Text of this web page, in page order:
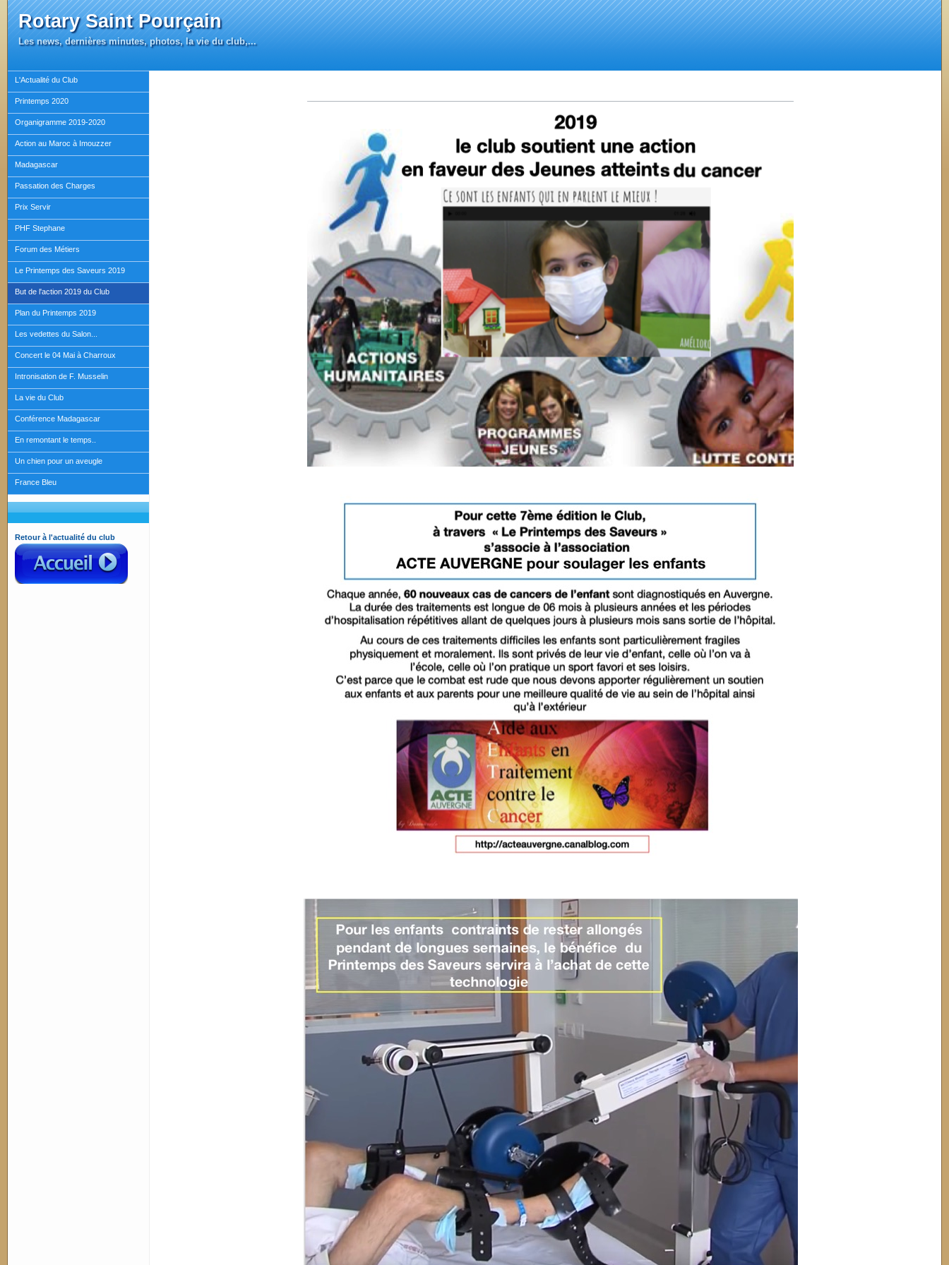
Rotary Saint Pourçain
Les news, dernières minutes, photos, la vie du club,...
L'Actualité du Club
Printemps 2020
Organigramme 2019-2020
Action au Maroc à Imouzzer
Madagascar
Passation des Charges
Prix Servir
PHF Stephane
Forum des Métiers
Le Printemps des Saveurs 2019
But de l'action 2019 du Club
Plan du Printemps 2019
Les vedettes du Salon...
Concert le 04 Mai à Charroux
Intronisation de F. Musselin
La vie du Club
Conférence Madagascar
En remontant le temps..
Un chien pour un aveugle
France Bleu
Retour à l'actualité du club